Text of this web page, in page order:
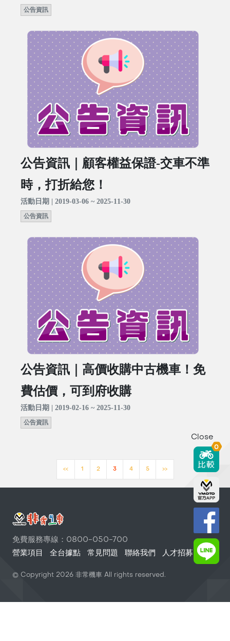
公告資訊
公告資訊｜顧客權益保證-交車不準
時，打折給您！
活動日期 | 2019-03-06 ~ 2025-11-30
公告資訊
公告資訊｜高價收購中古機車！免
費估價，可到府收購
活動日期 | 2019-02-16 ~ 2025-11-30
公告資訊
<< 1 2 3 4 5 >>
免費服務專線：0800-050-700
營業項目
全台據點 常見問題 聯絡我們 人才招募
© Copyright 2026 非常機車 All rights reserved.
Close
0